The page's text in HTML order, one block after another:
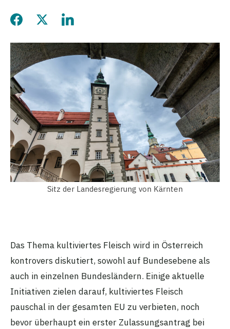
Diese Seite auf Facebook
Diese Seite auf Twitter
Diese Seite auf
Sitz der Landesregierung von Kärnten
Das Thema kultiviertes Fleisch wird in Österreich
kontrovers diskutiert, sowohl auf Bundesebene als
auch in einzelnen Bundesländern. Einige aktuelle
Initiativen zielen darauf, kultiviertes Fleisch
pauschal in der gesamten EU zu verbieten, noch
bevor überhaupt ein erster Zulassungsantrag bei